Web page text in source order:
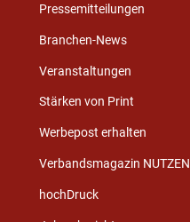
Pressemitteilungen
Branchen-News
Veranstaltungen
Stärken von Print
Werbepost erhalten
Verbandsmagazin NUTZEN
hochDruck